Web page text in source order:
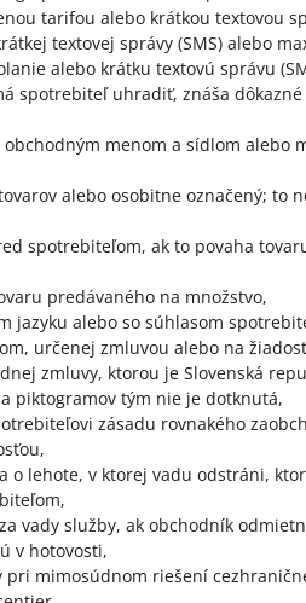
tarifou alebo krátkou textovou
textovej správy (SMS) alebo
alebo krátku textovú správu
spotrebiteľ uhradiť, znáša
menom a sídlom alebo
alebo osobitne označený; to
spotrebiteľom, ak to povaha
predávaného na množstvo,
jazyku alebo so súhlasom
určenej zmluvou alebo na
zmluvy, ktorou je Slovenská
piktogramov tým nie je dotknutá,
zásadu rovnakého
lehote, v ktorej vadu odstráni,
služby, ak obchodník
v hotovosti,
mimosúdnom riešení